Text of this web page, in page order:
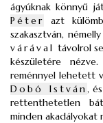
ágyúknak könnyű
Péter
azt
szakasztván,
várával távolrol
készületére
reménnyel lehetett
Dobó István, és
rettenthetetlen
minden akadályokat